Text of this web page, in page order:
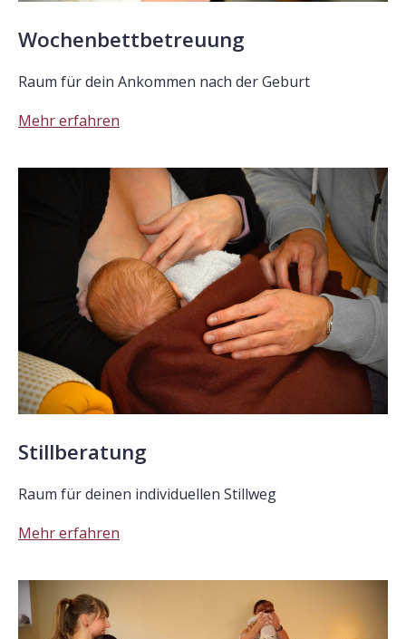
Wochenbettbetreuung
Raum für dein Ankommen nach der Geburt
Mehr erfahren
Stillberatung
Raum für deinen individuellen Stillweg
Mehr erfahren